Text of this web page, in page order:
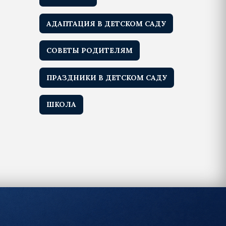
АДАПТАЦИЯ В ДЕТСКОМ САДУ
СОВЕТЫ РОДИТЕЛЯМ
ПРАЗДНИКИ В ДЕТСКОМ САДУ
ШКОЛА